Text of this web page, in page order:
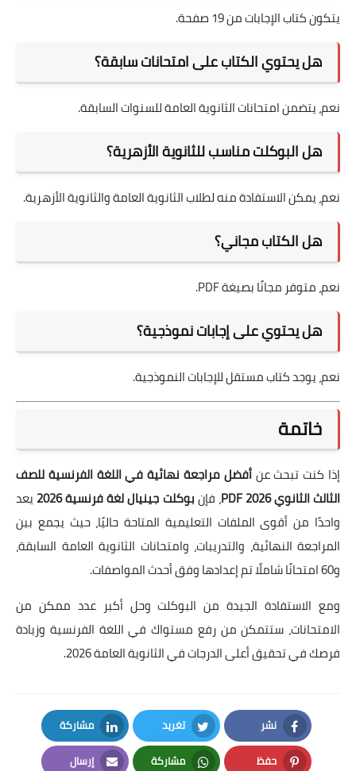
يتكون كتاب الإجابات من 19 صفحة.
هل يحتوي الكتاب على امتحانات سابقة؟
نعم، يتضمن امتحانات الثانوية العامة للسنوات السابقة.
هل البوكلت مناسب للثانوية الأزهرية؟
نعم، يمكن الاستفادة منه لطلاب الثانوية العامة والثانوية الأزهرية.
هل الكتاب مجاني؟
نعم، متوفر مجانًا بصيغة PDF.
هل يحتوي على إجابات نموذجية؟
نعم، يوجد كتاب مستقل للإجابات النموذجية.
خاتمة
إذا كنت تبحث عنأفضل مراجعة نهائية في اللغة الفرنسية للصف
الثالث الثانوي 2026 PDF
، فإنبوكلت جينيال لغة فرنسية 2026
يعد
واحدًا من أقوى الملفات التعليمية المتاحة حاليًا، حيث يجمع بين
المراجعة النهائية، والتدريبات، وامتحانات الثانوية العامة السابقة،
و60 امتحانًا شاملًا تم إعدادها وفق أحدث المواصفات.
ومع الاستفادة الجيدة من البوكلت وحل أكبر عدد ممكن من
الامتحانات، ستتمكن من رفع مستواك في اللغة الفرنسية وزيادة
فرصك في تحقيق أعلى الدرجات في الثانوية العامة 2026.
نشر
Facebook
تغريد
Twitter
مشاركة
LinkedIn
حفظ مشاركة إرسال